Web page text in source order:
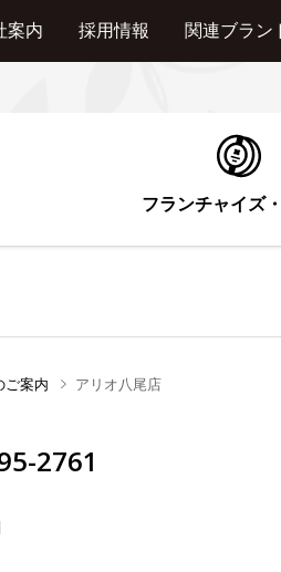
案内 採用情報 関連ブラン
フランチャイズ
ご案内 アリオ八尾店
2761